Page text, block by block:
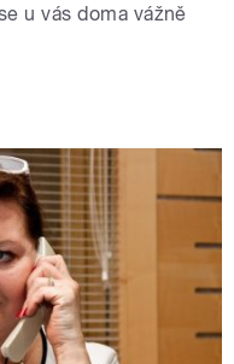
u vás doma vážně